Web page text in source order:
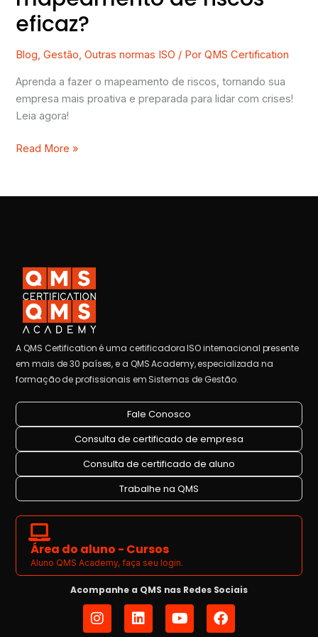
eficaz?
Blog,Gestão,Outras normas ISO / PorQMS Certification
Aprenda a fazer o mapeamento de riscos, tornando sua
empresa mais proativa e preparada para lidar com crises!
Leia agora!
Read More »
A QMS Certification é uma certificadora ISO internacional presente
em mais de 30 países, e a QMS Academy, especializada na
formação de profissionais em Sistemas de Gestão.
Fale Conosco
Consulta de certificado de empresa
Consulta de certificado de aluno
Trabalhe na QMS
Área do aluno - Cursos
Aluno QMS Academy, faça seu login.
Acompanhe a QMS nas Redes Sociais
I
n
L
i
Y
o
F
a